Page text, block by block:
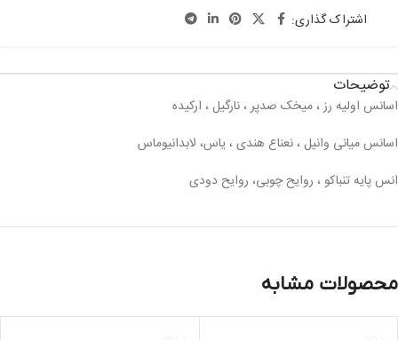
اشتراک گذاری:
توضیحات
اسانس اولیه رز ، میخک صدپر ، نارگیل ، ارکیده
اسانس میانی وانیل ، نعناع هندی ، یاس، لابدانیوماس
انس پایه تنباکو ، روایح چوبی، روایح دودی
محصولات مشابه